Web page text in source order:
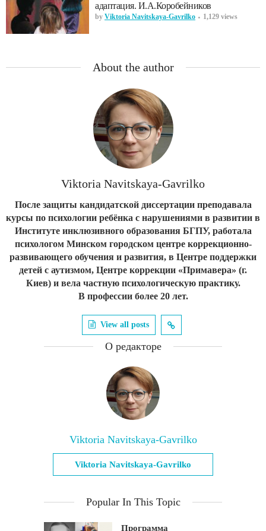
адаптация. И.А.Коробейников
by Viktoria Navitskaya-Gavrilko 1,129 views
About the author
Viktoria Navitskaya-Gavrilko
После защиты кандидатской диссертации преподавала
курсы по психологии ребёнка с нарушениями в развитии в
Институте инклюзивного образования БГПУ, работала
психологом Минском городском центре коррекционно-
развивающего обучения и развития, в Центре поддержки
детей с аутизмом, Центре коррекции «Примавера» (г.
Киев) и вела частную психологическую практику.
В профессии более 20 лет.
View all posts
О редакторе
Viktoria Navitskaya-Gavrilko
Viktoria Navitskaya-Gavrilko
Popular In This Topic
Программа